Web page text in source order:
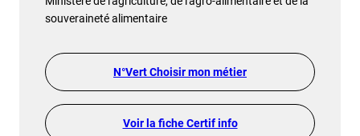
souveraineté alimentaire
N°Vert Choisir mon métier
Voir la fiche Certif info